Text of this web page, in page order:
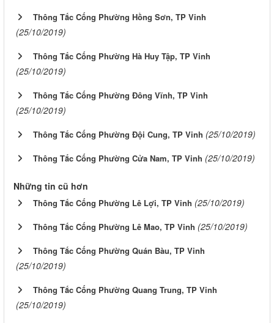
Thông Tắc Cống Phường Hồng Sơn, TP Vinh
(25/10/2019)
Thông Tắc Cống Phường Hà Huy Tập, TP Vinh
(25/10/2019)
Thông Tắc Cống Phường Đông Vĩnh, TP Vinh
(25/10/2019)
Thông Tắc Cống Phường Đội Cung, TP Vinh (25/10/2019)
Thông Tắc Cống Phường Cửa Nam, TP Vinh (25/10/2019)
Những tin cũ hơn
Thông Tắc Cống Phường Lê Lợi, TP Vinh (25/10/2019)
Thông Tắc Cống Phường Lê Mao, TP Vinh (25/10/2019)
Thông Tắc Cống Phường Quán Bàu, TP Vinh
(25/10/2019)
Thông Tắc Cống Phường Quang Trung, TP Vinh
(25/10/2019)